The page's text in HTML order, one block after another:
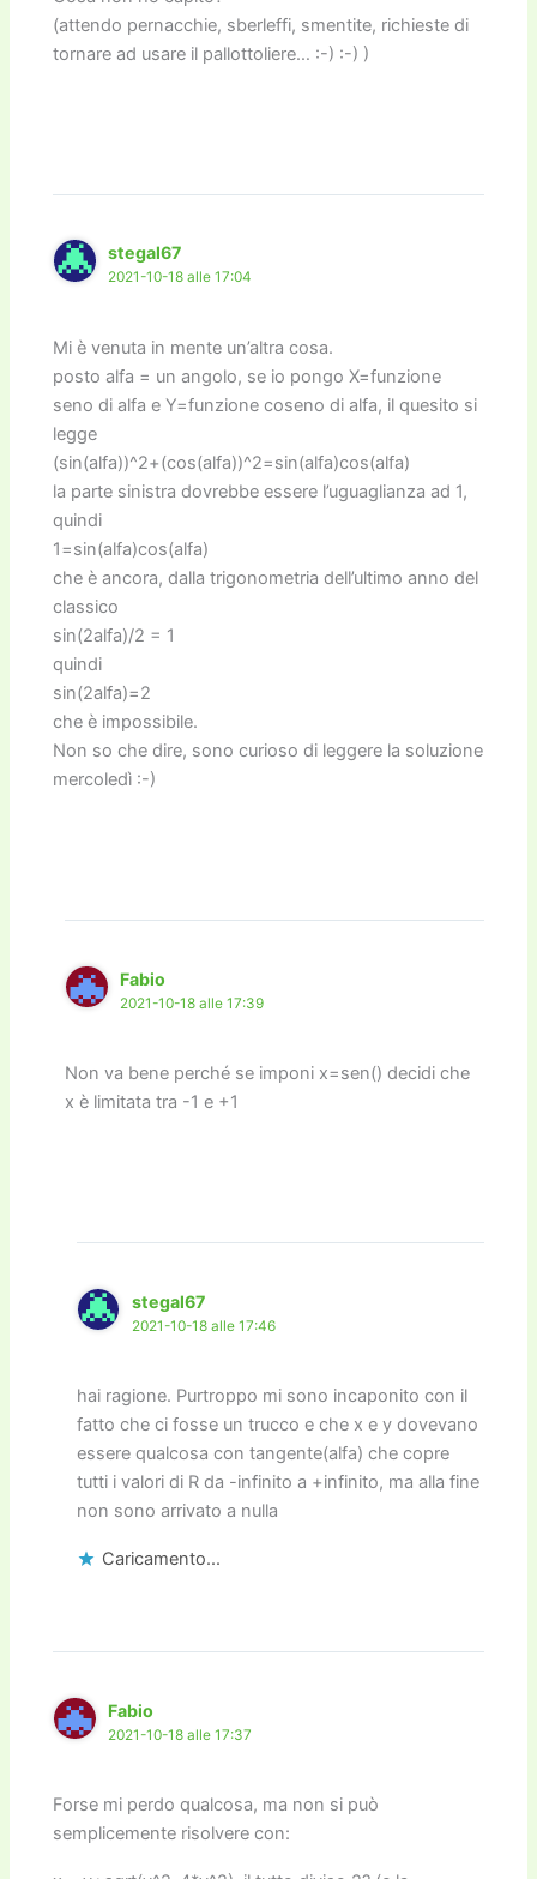
(attendo pernacchie, sberleffi, smentite, richieste di
tornare ad usare il pallottoliere… :-) :-) )
stegal67
2021-10-18 alle 17:04
Mi è venuta in mente un’altra cosa.
posto alfa = un angolo, se io pongo X=funzione
seno di alfa e Y=funzione coseno di alfa, il quesito si
legge
(sin(alfa))^2+(cos(alfa))^2=sin(alfa)cos(alfa)
la parte sinistra dovrebbe essere l’uguaglianza ad 1,
quindi
1=sin(alfa)cos(alfa)
che è ancora, dalla trigonometria dell’ultimo anno del
classico
sin(2alfa)/2 = 1
quindi
sin(2alfa)=2
che è impossibile.
Non so che dire, sono curioso di leggere la soluzione
mercoledì :-)
Fabio
2021-10-18 alle 17:39
Non va bene perché se imponi x=sen() decidi che
x è limitata tra -1 e +1
stegal67
2021-10-18 alle 17:46
hai ragione. Purtroppo mi sono incaponito con il
fatto che ci fosse un trucco e che x e y dovevano
essere qualcosa con tangente(alfa) che copre
tutti i valori di R da -infinito a +infinito, ma alla fine
non sono arrivato a nulla
Caricamento...
Fabio
2021-10-18 alle 17:37
Forse mi perdo qualcosa, ma non si può
semplicemente risolvere con: